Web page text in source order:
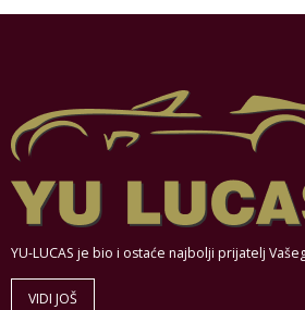
YU-LUCAS je bio i ostaće najbolji prijatelj
VIDI JOŠ